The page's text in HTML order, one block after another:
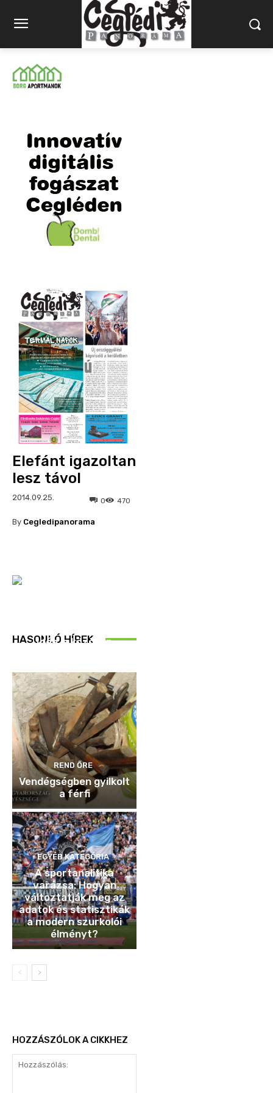
Elefánt igazoltan
lesz távol
2014.09.25. 470
0
By Cegledipanorama
HASONLÓ HÍREK
Idén is közösen
REND ŐRE
Vendégségben gyilkolt
a férfi
EGYÉB KATEGÓRIA
A sportanalitika
varázsa: Hogyan
változtatják meg az
adatok és statisztikák
a modern szurkolói
élményt?
HOZZÁSZÓLOK A CIKKHEZ